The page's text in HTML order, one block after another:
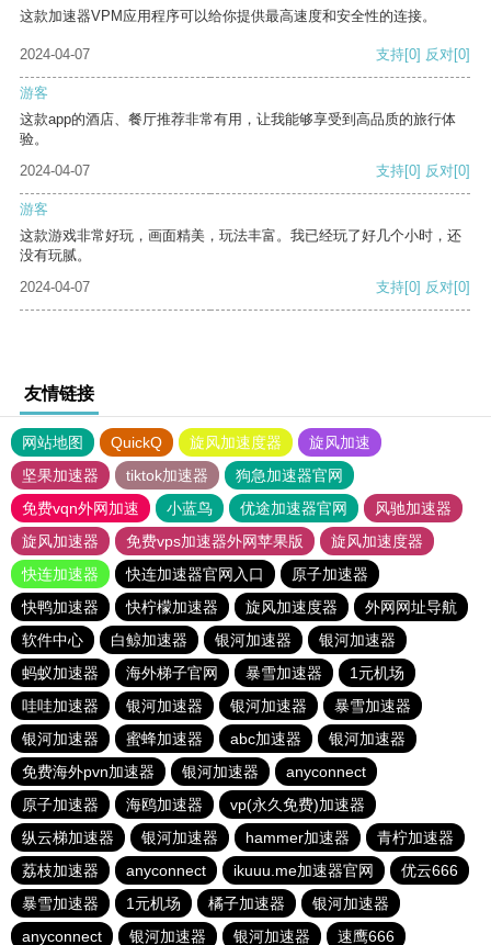
这款加速器VPM应用程序可以给你提供最高速度和安全性的连接。
2024-04-07 支持[0] 反对[0]
游客
这款app的酒店、餐厅推荐非常有用，让我能够享受到高品质的旅行体
验。
2024-04-07
支持[0] 反对[0]
游客
这款游戏非常好玩，画面精美，玩法丰富。我已经玩了好几个小时，还
没有玩腻。
2024-04-07
支持[0] 反对[0]
友情链接
网站地图 QuickQ 旋风加速度器
旋风加速
坚果加速器
tiktok加速器
狗急加速器官网
免费vqn外网加速
小蓝鸟 优途加速器官网
风驰加速器
旋风加速器
免费vps加速器外网苹果版
旋风加速度器
快连加速器
快连加速器官网入口
原子加速器
快鸭加速器
快柠檬加速器 旋风加速度器
外网网址导航
软件中心
白鲸加速器 银河加速器
银河加速器
蚂蚁加速器
海外梯子官网 暴雪加速器
1元机场
哇哇加速器
银河加速器 银河加速器
暴雪加速器
银河加速器
蜜蜂加速器 abc加速器
银河加速器
免费海外pvn加速器
银河加速器
anyconnect
原子加速器
海鸥加速器
vp(永久免费)加速器
纵云梯加速器
银河加速器 hammer加速器
青柠加速器
荔枝加速器
anyconnect ikuuu.me加速器官网
优云666
暴雪加速器
1元机场 橘子加速器
银河加速器
anyconnect
银河加速器 银河加速器 速鹰666